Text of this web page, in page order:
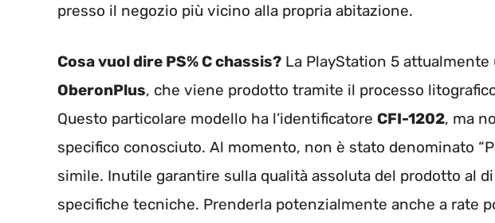
presso il negozio più vicino alla propria abitazione.
Cosa vuol dire PS% C chassis? La PlayStation 5
OberonPlus, che viene prodotto tramite il processo
Questo particolare modello ha l’identificatore CFI-1202, ma
specifico conosciuto. Al momento, non è stato denominato
simile. Inutile garantire sulla qualità assoluta del prodotto al
specifiche tecniche. Prenderla potenzialmente anche a rate